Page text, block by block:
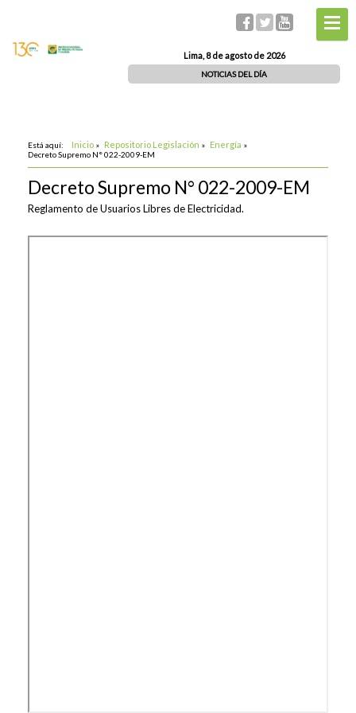
Lima, 8 de agosto de 2026
NOTICIAS DEL DÍA
Está aquí: Inicio » Repositorio Legislación » Energía »
Decreto Supremo N° 022-2009-EM
Decreto Supremo N° 022-2009-EM
Reglamento de Usuarios Libres de Electricidad.